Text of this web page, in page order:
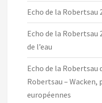
Echo de la Robertsau
Echo de la Robertsau
de l’eau
Echo de la Robertsau
Robertsau – Wacken,
européennes